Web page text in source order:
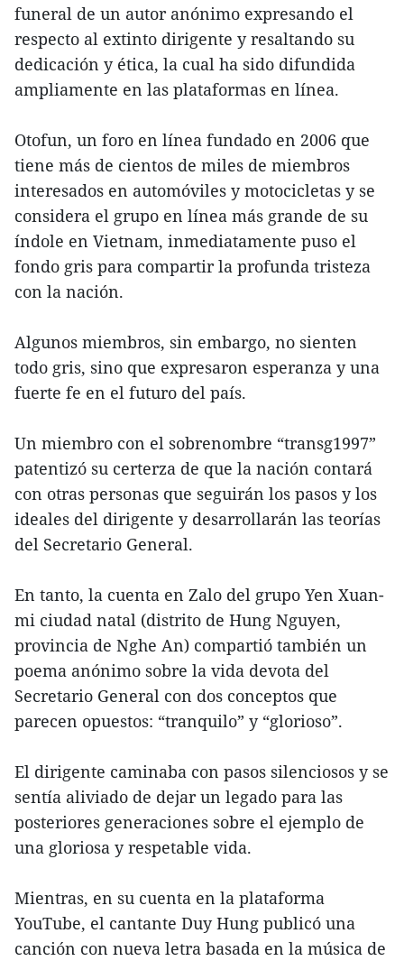
funeral de un autor anónimo expresando el
respecto al extinto dirigente y resaltando su
dedicación y ética, la cual ha sido difundida
ampliamente en las plataformas en línea.
Otofun, un foro en línea fundado en 2006 que
tiene más de cientos de miles de miembros
interesados en automóviles y motocicletas y se
considera el grupo en línea más grande de su
índole en Vietnam, inmediatamente puso el
fondo gris para compartir la profunda tristeza
con la nación.
Algunos miembros, sin embargo, no sienten
todo gris, sino que expresaron esperanza y una
fuerte fe en el futuro del país.
Un miembro con el sobrenombre “transg1997”
patentizó su certerza de que la nación contará
con otras personas que seguirán los pasos y los
ideales del dirigente y desarrollarán las teorías
del Secretario General.
En tanto, la cuenta en Zalo del grupo Yen Xuan-
mi ciudad natal (distrito de Hung Nguyen,
provincia de Nghe An) compartió también un
poema anónimo sobre la vida devota del
Secretario General con dos conceptos que
parecen opuestos: “tranquilo” y “glorioso”.
El dirigente caminaba con pasos silenciosos y se
sentía aliviado de dejar un legado para las
posteriores generaciones sobre el ejemplo de
una gloriosa y respetable vida.
Mientras, en su cuenta en la plataforma
YouTube, el cantante Duy Hung publicó una
canción con nueva letra basada en la música de